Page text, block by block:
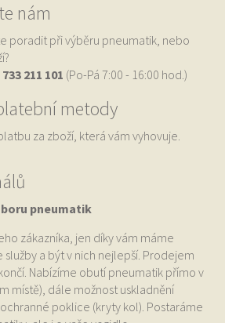
nám
poradit při výběru pneumatik, nebo
211 101 (Po-Pá 7:00 - 16:00 hod.)
metody
za zboží, která vám vyhovuje.
pneumatik
zákazníka, jen díky vám máme
služby a být v nich nejlepší. Prodejem
Nabízíme obutí pneumatik přímo v
místě), dále možnost uskladnění
poklice (kryty kol). Postaráme